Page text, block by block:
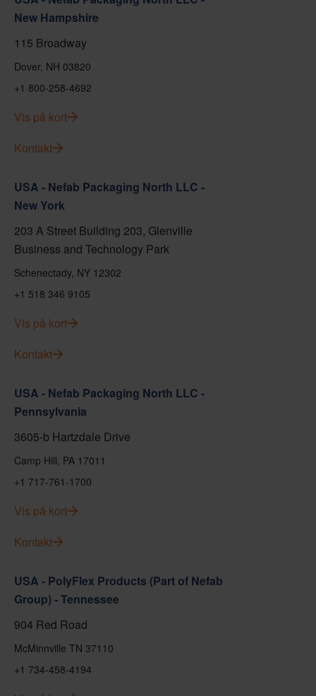
New Hampshire
115 Broadway
Dover, NH 03820
+1 800-258-4692
Vis på kort
Kontakt
USA - Nefab Packaging North LLC -
New York
203 A Street Building 203, Glenville
Business and Technology Park
Schenectady, NY 12302
+1 518 346 9105
Vis på kort
Kontakt
USA - Nefab Packaging North LLC -
Pennsylvania
3605-b Hartzdale Drive
Camp Hill, PA 17011
+1 717-761-1700
Vis på kort
Kontakt
USA - PolyFlex Products (Part of Nefab
Group) - Tennessee
904 Red Road
McMinnville TN 37110
+1 734-458-4194